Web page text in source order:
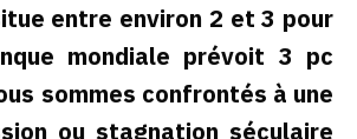
entre environ 2 et 3 pour
mondiale prévoit 3 pc
sommes confrontés à une
ou stagnation séculaire